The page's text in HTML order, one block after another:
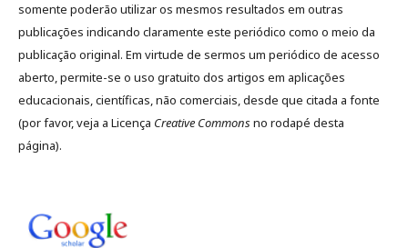
somente poderão utilizar os mesmos resultados em outras
publicações indicando claramente este periódico como o meio da
publicação original. Em virtude de sermos um periódico de acesso
aberto, permite-se o uso gratuito dos artigos em aplicações
educacionais, científicas, não comerciais, desde que citada a fonte
(por favor, veja a Licença Creative Commonsno rodapé desta
página).